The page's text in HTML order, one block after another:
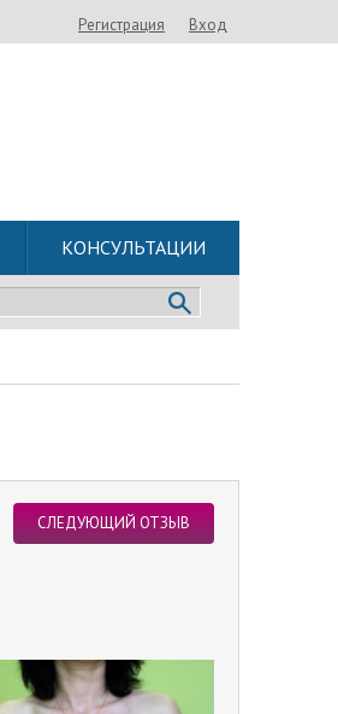
Регистрация Вход
КОНСУЛЬТАЦИИ
СЛЕДУЮЩИЙ ОТЗЫВ